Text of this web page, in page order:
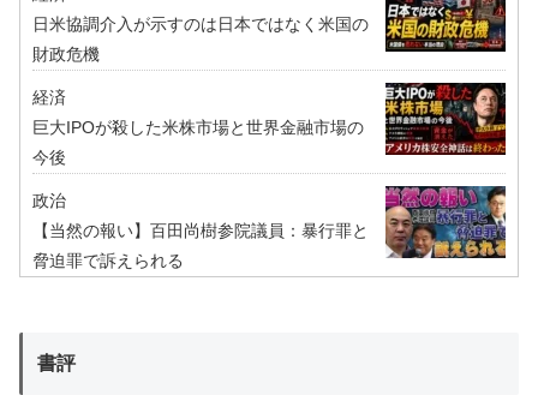
日米協調介入が示すのは日本ではなく米国の
財政危機
経済
巨大IPOが殺した米株市場と世界金融市場の
今後
政治
【当然の報い】百田尚樹参院議員：暴行罪と
脅迫罪で訴えられる
書評